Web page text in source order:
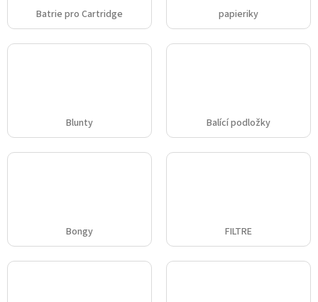
Batrie pro Cartridge papieriky
Blunty Balící podložky
Bongy FILTRE